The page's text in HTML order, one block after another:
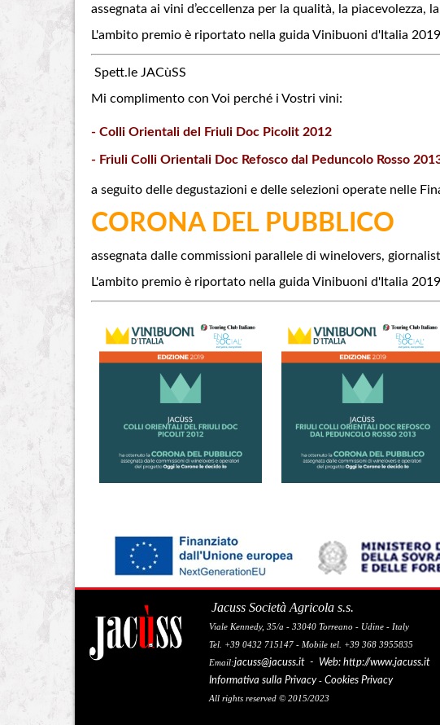
assegnata ai vini d’eccellenza per la qualità, la
L'ambito premio è riportato nella guida Vinibuoni d'Italia
Spett.le JACùSS
Mi complimento con Voi perché i Vostri vini:
- Colli Orientali del Friuli Doc Picolit 2012
- Friuli Colli Orientali Doc Refosco dal Peduncolo Rosso
a seguito delle degustazioni e delle selezioni operate nelle
CORONA DEL PUBBLICO
assegnata dalle commissioni parallele di winelovers,
L'ambito premio è riportato nella guida Vinibuoni d'Italia
Jacuss Società Agricola s.s.
Viale Kennedy, 35/a - 33040 Torreano - Udine - Italy
Tel. +39 0432 715147 - Mobile tel. +39 368 3955835
Email:jacuss@jacuss.it - Web: http://www.jacuss.it
Informativa sulla Privacy- Cookies Privacy
All rights reserved © 2015/2023